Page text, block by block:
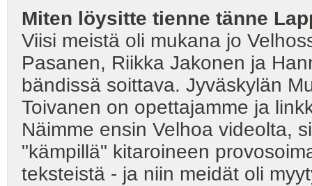
Miten löysitte tienne tänne
Viisi meistä oli mukana jo
Pasanen, Riikka Jakonen ja
bändissä soittava. Jyväskylän
Toivanen on opettajamme ja
Näimme ensin Velhoa videolta,
"kämpillä" kitaroineen
teksteistä - ja niin meidät oli